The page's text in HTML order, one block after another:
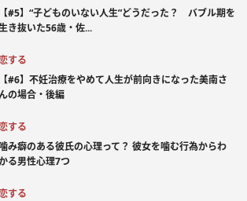
【#5】“子どものいない人生”どうだった？ バブル期を
き抜いた56歳・佐...
する
【#6】不妊治療をやめて人生が前向きになった美南さ
の場合・後編
する
み癖のある彼氏の心理って？ 彼女を噛む行為からわ
る男性心理7つ
する